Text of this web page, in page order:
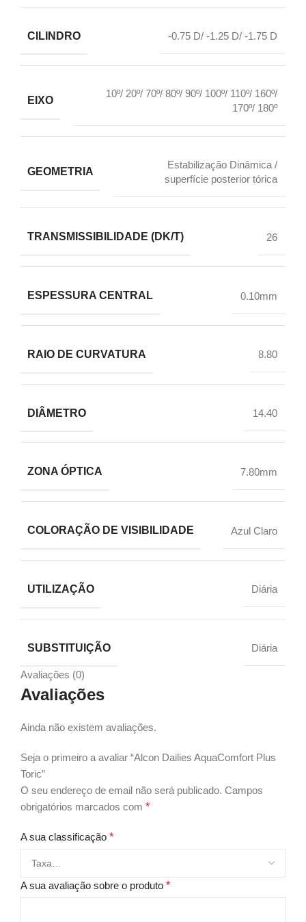
CILINDRO -0.75 D/ -1.25 D/ -1.75 D
EIXO
10º/ 20º/ 70º/ 80º/ 90º/ 100º/ 110º/ 160º/
170º/ 180º
GEOMETRIA
Estabilização Dinâmica /
superfície posterior tórica
TRANSMISSIBILIDADE (DK/T) 26
ESPESSURA CENTRAL 0.10mm
RAIO DE CURVATURA 8.80
DIÂMETRO 14.40
ZONA ÓPTICA 7.80mm
COLORAÇÃO DE VISIBILIDADE Azul Claro
UTILIZAÇÃO Diária
SUBSTITUIÇÃO Diária
Avaliações (0)
Avaliações
Ainda não existem avaliações.
Seja o primeiro a avaliar “Alcon Dailies AquaComfort Plus
Toric”
O seu endereço de email não será publicado. Campos
obrigatórios marcados com *
A sua classificação *
A sua avaliação sobre o produto *